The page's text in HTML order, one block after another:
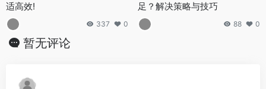
适高效!
337 0
足？解决策略与技巧
88 0
暂无评论